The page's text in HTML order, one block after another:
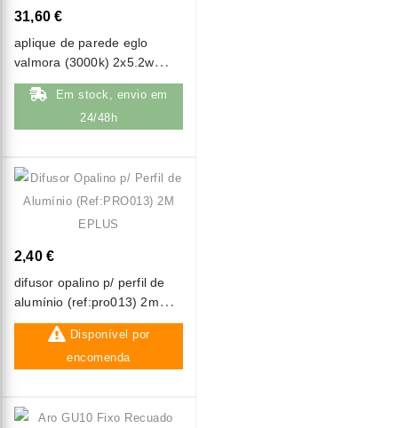
31,60 €
aplique de parede eglo
valmora (3000k) 2x5.2w
1400lm ip20
Em stock, envio em
24/48h
2,40 €
difusor opalino p/ perfil de
alumínio (ref:pro013) 2m
eplus
Disponível por
encomenda